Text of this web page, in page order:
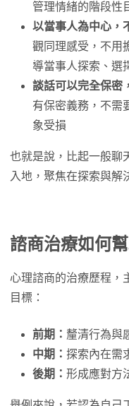
管理情緒的階段性
以當事人為中心，
觀同理感受，不用
導當事人探索、選
談話可以完全保密
有保密義務，不需
象受損
也就是說，比起一般聊
入地，聚焦在探索與解
諮商治療如何
心理諮商的治療歷程，
目標：
前期： 釐清行為與
中期： 探索內在需
後期： 形成應對方